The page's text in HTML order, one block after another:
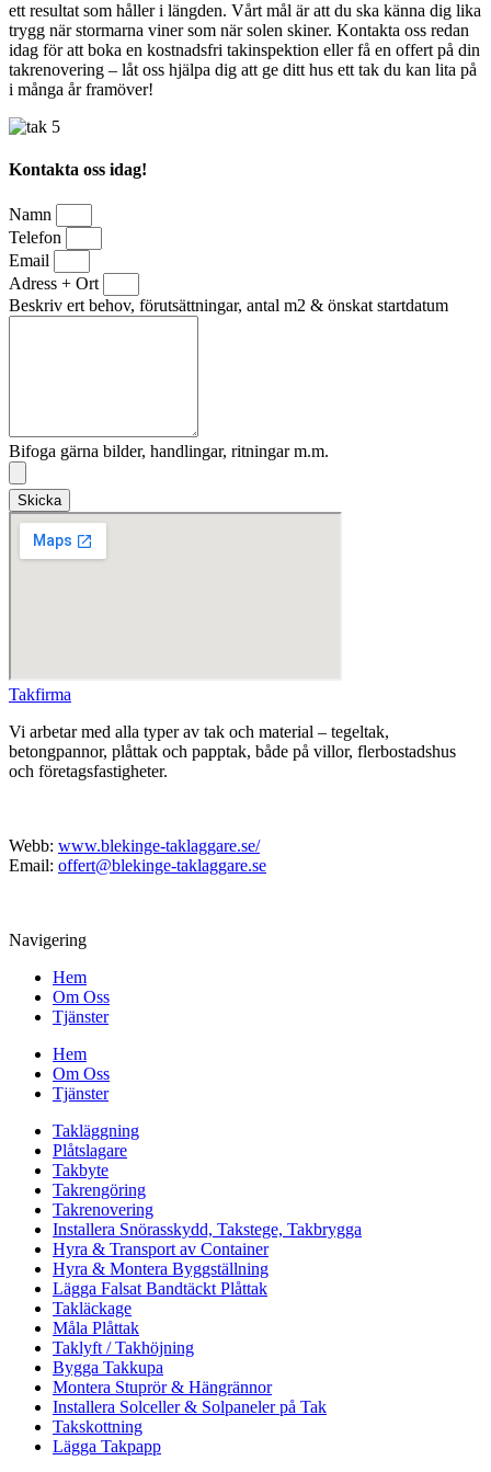
ett resultat som håller i längden. Vårt mål är att du ska känna dig lika
trygg när stormarna viner som när solen skiner. Kontakta oss redan
idag för att boka en kostnadsfri takinspektion eller få en offert på din
takrenovering – låt oss hjälpa dig att ge ditt hus ett tak du kan lita på
i många år framöver!
Kontakta oss idag!
Namn
Telefon
Email
Adress + Ort
Beskriv ert behov, förutsättningar, antal m2 & önskat startdatum
Bifoga gärna bilder, handlingar, ritningar m.m.
Skicka
Takfirma
Vi arbetar med alla typer av tak och material – tegeltak,
betongpannor, plåttak och papptak, både på villor, flerbostadshus
och företagsfastigheter.
Webb: www.blekinge-taklaggare.se/
Email: offert@blekinge-taklaggare.se
Navigering
Hem
Om Oss
Tjänster
Hem
Om Oss
Tjänster
Takläggning
Plåtslagare
Takbyte
Takrengöring
Takrenovering
Installera Snörasskydd, Takstege, Takbrygga
Hyra & Transport av Container
Hyra & Montera Byggställning
Lägga Falsat Bandtäckt Plåttak
Takläckage
Måla Plåttak
Taklyft / Takhöjning
Bygga Takkupa
Montera Stuprör & Hängrännor
Installera Solceller & Solpaneler på Tak
Takskottning
Lägga Takpapp